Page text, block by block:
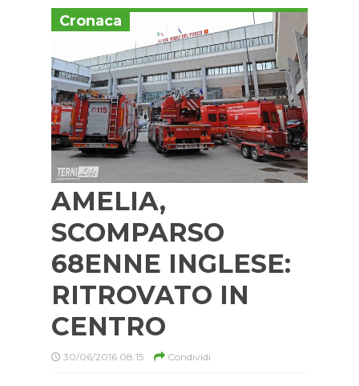
Cronaca
AMELIA,
SCOMPARSO
68ENNE INGLESE:
RITROVATO IN
CENTRO
30/06/2016 08:15 Condividi